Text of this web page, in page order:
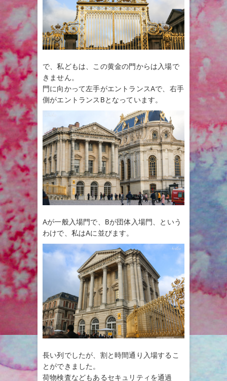
で、私どもは、この黄金の門からは入場で
きません。
門に向かって左手がエントランスAで、右手
側がエントランスBとなっています。
Aが一般入場門で、Bが団体入場門、という
わけで、私はAに並びます。
長い列でしたが、割と時間通り入場するこ
とができました。
荷物検査などもあるセキュリティを通過